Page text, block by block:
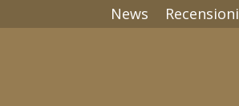
News Recensioni